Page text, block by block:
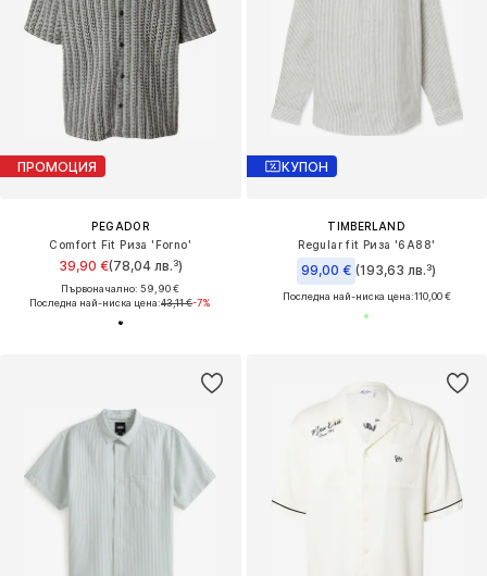
ПРОМОЦИЯ
PEGADOR
Comfort Fit Риза 'Forno'
39,90 €(78,04 лв.³)
Първоначално: 59,90 €
Последна най-ниска цена:43,11 €-7%
КУПОН
TIMBERLAND
Regular fit Риза '6A88'
99,00 € (193,63 лв.³)
Последна най-ниска цена:110,00 €